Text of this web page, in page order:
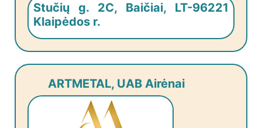
Stučių g. 2C, Baičiai, LT-96221
Klaipėdos r.
ARTMETAL, UAB Airėnai